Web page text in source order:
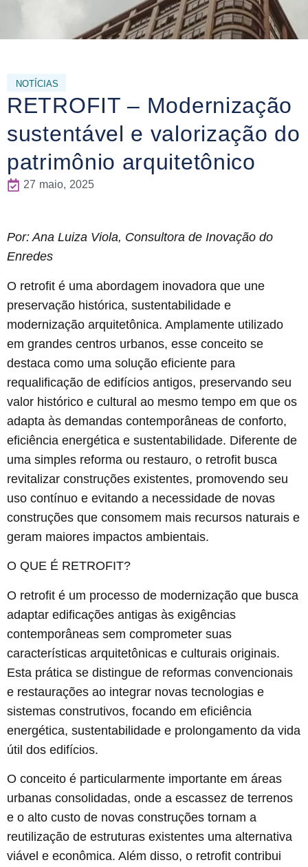
NOTÍCIAS
RETROFIT – Modernização
sustentável e valorização do
patrimônio arquitetônico
27 maio, 2025
Por: Ana Luiza Viola, Consultora de Inovação do
Enredes
O retrofit é uma abordagem inovadora que une
preservação histórica, sustentabilidade e
modernização arquitetônica. Amplamente utilizado
em grandes centros urbanos, esse conceito se
destaca como uma solução eficiente para
requalificação de edifícios antigos, preservando seu
valor histórico e cultural ao mesmo tempo em que os
adapta às demandas contemporâneas de conforto,
eficiência energética e sustentabilidade. Diferente de
uma simples reforma ou restauro, o retrofit busca
revitalizar construções existentes, promovendo seu
uso contínuo e evitando a necessidade de novas
construções que consomem mais recursos naturais e
geram maiores impactos ambientais.
O QUE É RETROFIT?
O retrofit é um processo de modernização que busca
adaptar edificações antigas às exigências
contemporâneas sem comprometer suas
características arquitetônicas e culturais originais.
Esta prática se distingue de reformas convencionais
e restaurações ao integrar novas tecnologias e
sistemas construtivos, focando em eficiência
energética, sustentabilidade e prolongamento da vida
útil dos edifícios.
O conceito é particularmente importante em áreas
urbanas consolidadas, onde a escassez de terrenos
e o alto custo de novas construções tornam a
reutilização de estruturas existentes uma alternativa
viável e econômica. Além disso, o retrofit contribui